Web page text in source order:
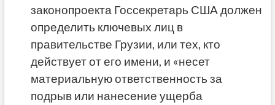
законопроекта Госсекретарь США должен
определить ключевых лиц в
правительстве Грузии, или тех, кто
действует от его имени, и «несет
материальную ответственность за
подрыв или нанесение ущерба